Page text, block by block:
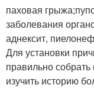
паховая
заболевания
аднексит,
Для установки
правильно
изучить историю